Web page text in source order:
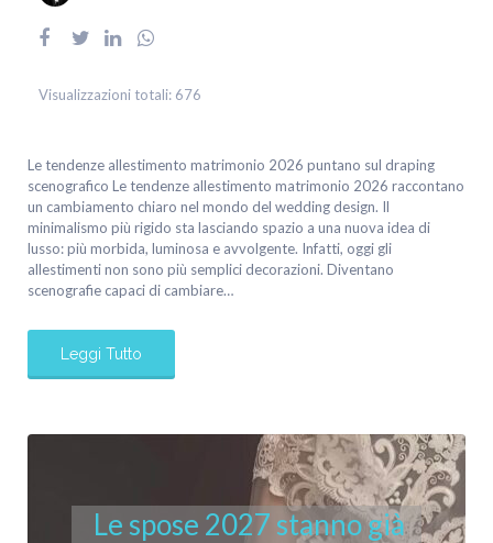
Visualizzazioni totali: 676
Le tendenze allestimento matrimonio 2026 puntano sul draping
scenografico Le tendenze allestimento matrimonio 2026 raccontano
un cambiamento chiaro nel mondo del wedding design. Il
minimalismo più rigido sta lasciando spazio a una nuova idea di
lusso: più morbida, luminosa e avvolgente. Infatti, oggi gli
allestimenti non sono più semplici decorazioni. Diventano
scenografie capaci di cambiare…
Leggi Tutto
Le spose 2027 stanno già